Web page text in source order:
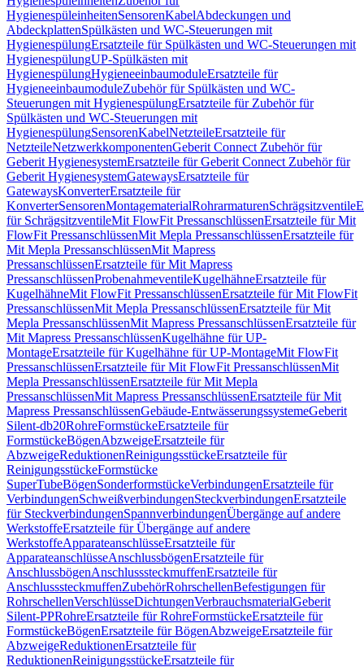
HygienespüleinheitenSensorenKabelAbdeckungen und
AbdeckplattenSpülkästen und WC-Steuerungen mit
HygienespülungErsatzteile für Spülkästen und WC-Steuerungen mit
HygienespülungUP-Spülkästen mit
HygienespülungHygieneeinbaumoduleErsatzteile für
HygieneeinbaumoduleZubehör für Spülkästen und WC-
Steuerungen mit HygienespülungErsatzteile für Zubehör für
Spülkästen und WC-Steuerungen mit
HygienespülungSensorenKabelNetzteileErsatzteile für
NetzteileNetzwerkkomponentenGeberit Connect Zubehör für
Geberit HygienesystemErsatzteile für Geberit Connect Zubehör für
Geberit HygienesystemGatewaysErsatzteile für
GatewaysKonverterErsatzteile für
KonverterSensorenMontagematerialRohrarmaturenSchrägsitzventile
für SchrägsitzventileMit FlowFit PressanschlüssenErsatzteile für Mit
FlowFit PressanschlüssenMit Mepla PressanschlüssenErsatzteile für
Mit Mepla PressanschlüssenMit Mapress
PressanschlüssenErsatzteile für Mit Mapress
PressanschlüssenProbenahmeventileKugelhähneErsatzteile für
KugelhähneMit FlowFit PressanschlüssenErsatzteile für Mit FlowFit
PressanschlüssenMit Mepla PressanschlüssenErsatzteile für Mit
Mepla PressanschlüssenMit Mapress PressanschlüssenErsatzteile für
Mit Mapress PressanschlüssenKugelhähne für UP-
MontageErsatzteile für Kugelhähne für UP-MontageMit FlowFit
PressanschlüssenErsatzteile für Mit FlowFit PressanschlüssenMit
Mepla PressanschlüssenErsatzteile für Mit Mepla
PressanschlüssenMit Mapress PressanschlüssenErsatzteile für Mit
Mapress PressanschlüssenGebäude-EntwässerungssystemeGeberit
Silent-db20RohreFormstückeErsatzteile für
FormstückeBögenAbzweigeErsatzteile für
AbzweigeReduktionenReinigungsstückeErsatzteile für
ReinigungsstückeFormstücke
SuperTubeBögenSonderformstückeVerbindungenErsatzteile für
VerbindungenSchweißverbindungenSteckverbindungenErsatzteile
für SteckverbindungenSpannverbindungenÜbergänge auf andere
WerkstoffeErsatzteile für Übergänge auf andere
WerkstoffeApparateanschlüsseErsatzteile für
ApparateanschlüsseAnschlussbögenErsatzteile für
AnschlussbögenAnschlusssteckmuffenErsatzteile für
AnschlusssteckmuffenZubehörRohrschellenBefestigungen für
RohrschellenVerschlüsseDichtungenVerbrauchsmaterialGeberit
Silent-PPRohreErsatzteile für RohreFormstückeErsatzteile für
FormstückeBögenErsatzteile für BögenAbzweigeErsatzteile für
AbzweigeReduktionenErsatzteile für
ReduktionenReinigungsstückeErsatzteile für